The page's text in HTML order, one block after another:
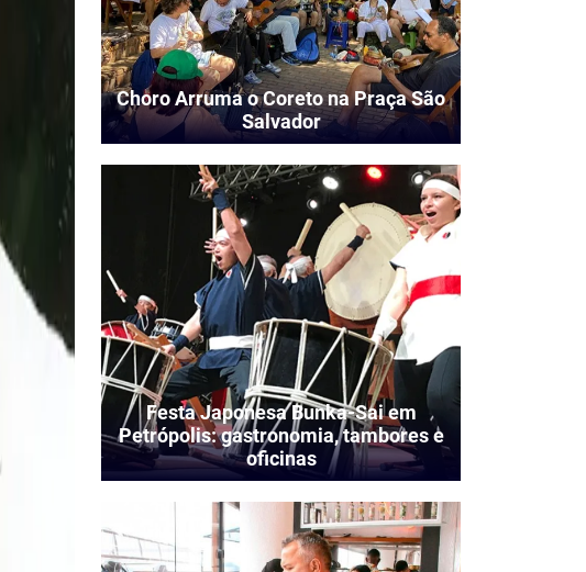
Choro Arruma o Coreto na Praça São
Salvador
Festa Japonesa Bunka-Sai em
Petrópolis: gastronomia, tambores e
oficinas